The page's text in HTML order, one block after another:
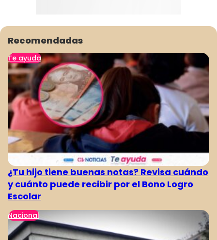
Recomendadas
Te ayuda
¿Tu hijo tiene buenas notas? Revisa cuándo
y cuánto puede recibir por el Bono Logro
Escolar
Nacional